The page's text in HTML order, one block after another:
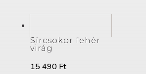
Sírcsokor fehér
virág
15 490 Ft